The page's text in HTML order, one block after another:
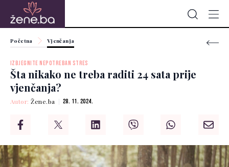
Početna Vjenčanja
IZBJEGNITE NEPOTREBAN STRES
Šta nikako ne treba raditi 24 sata prije
vjenčanja?
Autor:Žene.ba 28. 11. 2024.